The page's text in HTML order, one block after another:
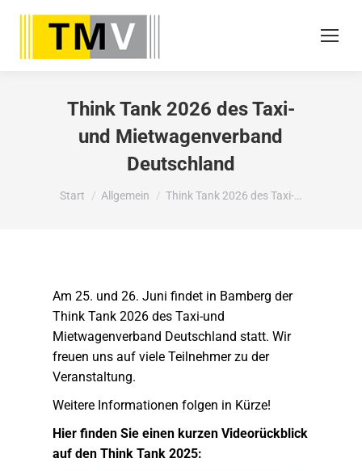
Think Tank 2026 des Taxi-
und Mietwagenverband
Deutschland
Sie befinden sich hier:
Start Allgemein Think Tank 2026 des Taxi-…
Am 25. und 26. Juni findet in Bamberg der
Think Tank 2026 des Taxi-und
Mietwagenverband Deutschland statt. Wir
freuen uns auf viele Teilnehmer zu der
Veranstaltung.
Weitere Informationen folgen in Kürze!
Hier finden Sie einen kurzen Videorückblick
auf den Think Tank 2025: